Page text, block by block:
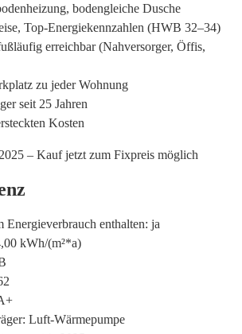
bodengleiche Dusche
Top-Energiekennzahlen (HWB 32–34)
erreichbar (Nahversorger, Öffis,
zu jeder Wohnung
seit 25 Jahren
Kosten
– Kauf jetzt zum Fixpreis möglich
Energieverbrauch enthalten: ja
kWh/(m²*a)
Luft-Wärmepumpe